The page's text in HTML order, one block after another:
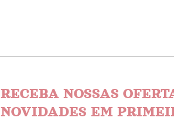
RECEBA NOSSAS
NOVIDADES EM